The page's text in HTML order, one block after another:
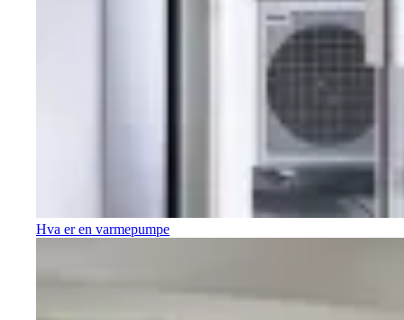
Hva er en varmepumpe